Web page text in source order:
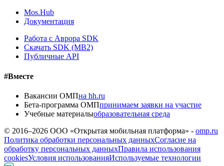
Mos.Hub
Документация
Работа с Аврора SDK
Скачать SDK (MB2)
Публичные API
#Вместе
Вакансии ОМПна hh.ru
Бета-программа ОМПпринимаем заявки на участие
Учебные материалыобразовательная среда
© 2016–2026 ООО «Открытая мобильная платформа» - omp.ru
Политика обработки персональных данныхСогласие на
обработку персональных данныхПравила использования
cookiesУсловия использованияИспользуемые технологии